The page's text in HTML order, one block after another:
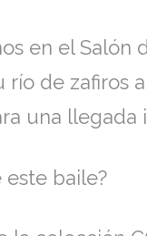
en el Salón
río de zafiros
una llegada
este baile?